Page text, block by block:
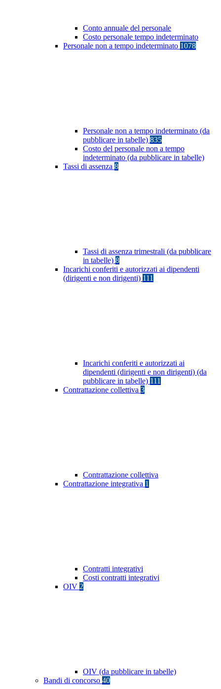
Conto annuale del personale
Costo personale tempo indeterminato
Personale non a tempo indeterminato 1078
Personale non a tempo indeterminato (da
pubblicare in tabelle) 835
Costo del personale non a tempo
indeterminato (da pubblicare in tabelle)
Tassi di assenza 8
Tassi di assenza trimestrali (da pubblicare
in tabelle) 8
Incarichi conferiti e autorizzati ai dipendenti
(dirigenti e non dirigenti) 111
Incarichi conferiti e autorizzati ai
dipendenti (dirigenti e non dirigenti) (da
pubblicare in tabelle) 111
Contrattazione collettiva 3
Contrattazione collettiva
Contrattazione integrativa 1
Contratti integrativi
Costi contratti integrativi
OIV 2
OIV (da pubblicare in tabelle)
Bandi di concorso 40